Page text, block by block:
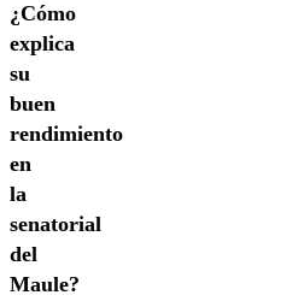
¿Cómo
explica
su
buen
rendimiento
en
la
senatorial
del
Maule?